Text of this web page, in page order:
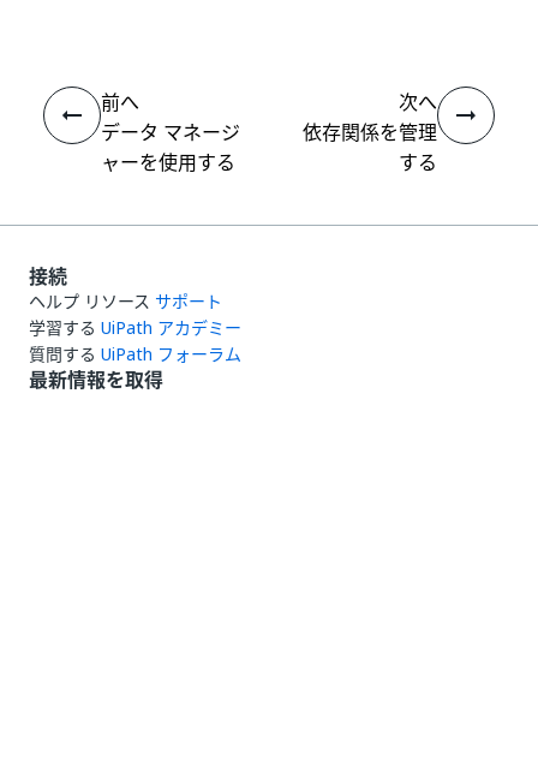
前へ
データ マネージ
ャーを使用する
次へ
依存関係を管理
する
接続
ヘルプ リソース サポート
学習する UiPath アカデミー
質問する UiPath フォーラム
最新情報を取得